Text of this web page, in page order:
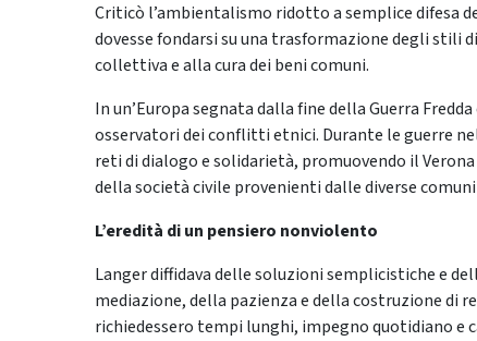
Criticò l’ambientalismo ridotto a semplice difesa
dovesse fondarsi su una trasformazione degli
collettiva e alla cura dei beni comuni.
In un’Europa segnata dalla fine della Guerra
osservatori dei conflitti etnici. Durante le guerre
reti di dialogo e solidarietà, promuovendo il
della società civile provenienti dalle diverse
L’eredità di un pensiero nonviolento
Langer diffidava delle soluzioni semplicistiche e
mediazione, della pazienza e della costruzione di
richiedessero tempi lunghi, impegno quotidiano e